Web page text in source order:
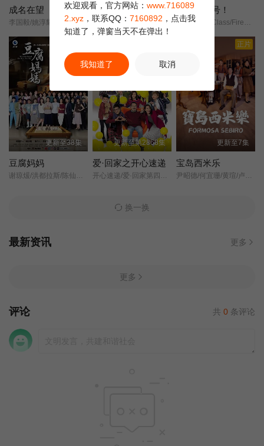
第29集 第30集 第28集
成名在望
李国毅/姚淳耀/蔡亘晏/黄迪扬/黄采仪/龙天翔/乔瑟夫/吴言凜/黄惟/朱匀甄/段钧豪/
阿松与阿暖
柯叔元/韩瑜/张睿家/杨子仪/
来！金来号！
台版梨泰院Class/Fired Up/
更新至38集
豆腐妈妈
更新至第2868集
爱·回家之开心速递
正片
更新至7集
宝岛西米乐
换一换
最新资讯 更多
更多
评论 共 0 条评论
欢迎观看，官方网站： www.716089
2.xyz ，联系QQ： 7160892 ，点击我
知道了，弹窗当天不在弹出！
我知道了 取消